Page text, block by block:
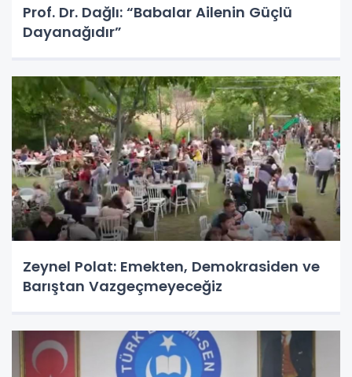
Prof. Dr. Dağlı: “Babalar Ailenin Güçlü
Dayanağıdır”
Zeynel Polat: Emekten, Demokrasiden ve
Barıştan Vazgeçmeyeceğiz